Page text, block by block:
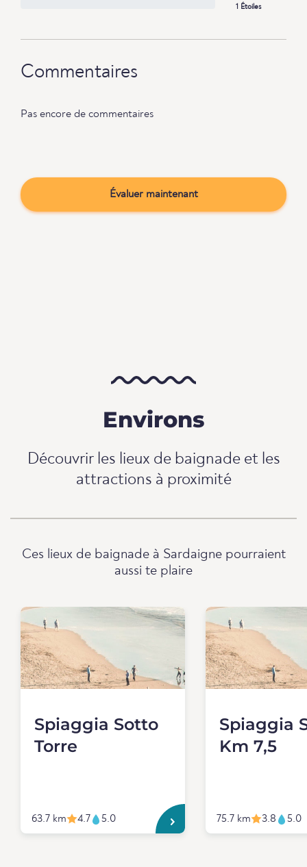
1 Étoiles
Commentaires
Pas encore de commentaires
Évaluer maintenant
Environs
Découvrir les lieux de baignade et les
attractions à proximité
Ces lieux de baignade à Sardaigne pourraient
aussi te plaire
Spiaggia Sotto
Torre
63.7 km 4.7 5.0
Spiaggia
Km 7,5
75.7 km 3.8 5.0